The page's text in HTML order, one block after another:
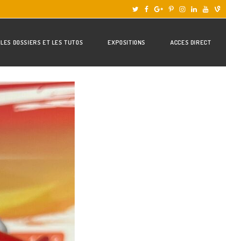
LES DOSSIERS ET LES TUTOS EXPOSITIONS ACCES DIRECT